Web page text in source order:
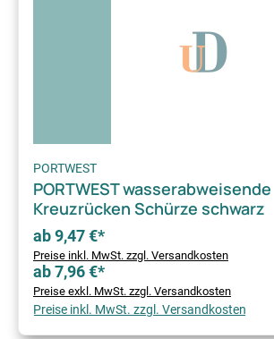
PORTWEST
PORTWEST wasserabweisende
Kreuzrücken Schürze schwarz
ab 9,47 €*
Preise inkl. MwSt. zzgl. Versandkosten
ab 7,96 €*
Preise exkl. MwSt. zzgl. Versandkosten
Preise inkl. MwSt. zzgl. Versandkosten